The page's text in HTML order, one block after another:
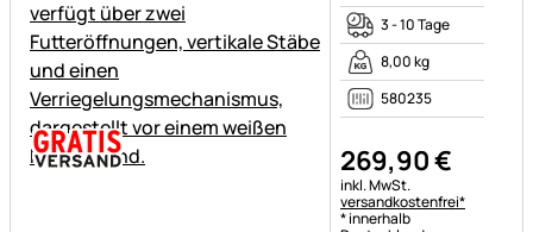
3 - 10 Tage
8,00 kg
580235
269,90€
Steuerhinweis:
inkl. MwSt.
versandkostenfrei*
* innerhalb